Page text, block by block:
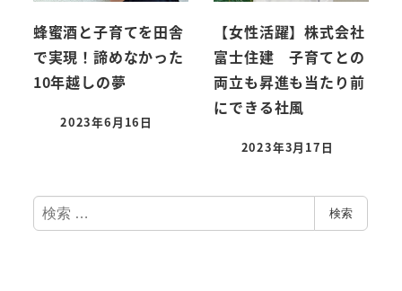
蜂蜜酒と子育てを田舎
で実現！諦めなかった
10年越しの夢
2023年6月16日
【女性活躍】株式会社
富士住建 子育てとの
両立も昇進も当たり前
にできる社風
2023年3月17日
検
索
検索